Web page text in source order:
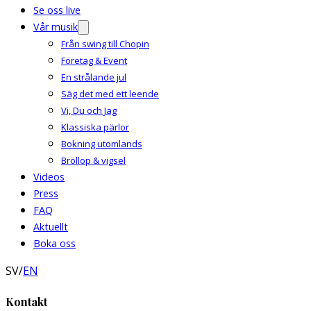
Se oss live
Vår musik
Från swing till Chopin
Företag & Event
En strålande jul
Säg det med ett leende
Vi, Du och Jag
Klassiska pärlor
Bokning utomlands
Bröllop & vigsel
Videos
Press
FAQ
Aktuellt
Boka oss
SV/EN
Kontakt